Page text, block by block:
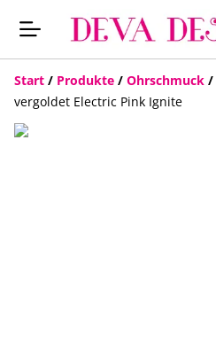
Start / Produkte / Ohrschmuck /
vergoldet Electric Pink Ignite